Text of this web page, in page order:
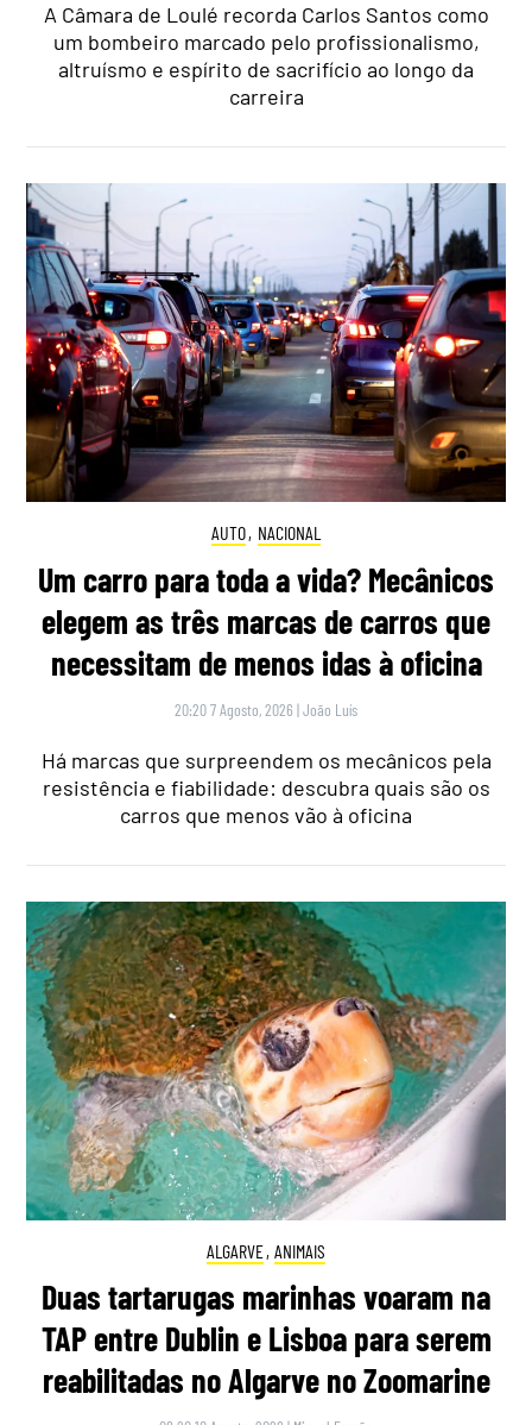
A Câmara de Loulé recorda Carlos Santos como
um bombeiro marcado pelo profissionalismo,
altruísmo e espírito de sacrifício ao longo da
carreira
AUTO, NACIONAL
Um carro para toda a vida? Mecânicos
elegem as três marcas de carros que
necessitam de menos idas à oficina
20:20 7 Agosto, 2026 |João Luís
Há marcas que surpreendem os mecânicos pela
resistência e fiabilidade: descubra quais são os
carros que menos vão à oficina
ALGARVE, ANIMAIS
Duas tartarugas marinhas voaram na
TAP entre Dublin e Lisboa para serem
reabilitadas no Algarve no Zoomarine